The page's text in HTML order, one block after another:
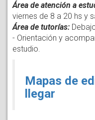
Área de atención a
viernes de 8 a 20 hs y
Área de tutorías:
- Orientación y
estudio.
Mapas de
llegar